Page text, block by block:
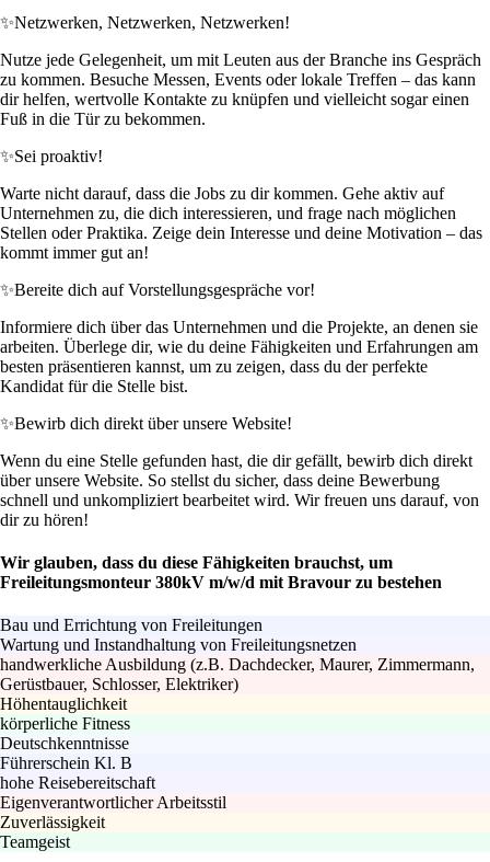
✨Netzwerken, Netzwerken, Netzwerken!
Nutze jede Gelegenheit, um mit Leuten aus der Branche ins Gespräch
zu kommen. Besuche Messen, Events oder lokale Treffen – das kann
dir helfen, wertvolle Kontakte zu knüpfen und vielleicht sogar einen
Fuß in die Tür zu bekommen.
✨Sei proaktiv!
Warte nicht darauf, dass die Jobs zu dir kommen. Gehe aktiv auf
Unternehmen zu, die dich interessieren, und frage nach möglichen
Stellen oder Praktika. Zeige dein Interesse und deine Motivation – das
kommt immer gut an!
✨Bereite dich auf Vorstellungsgespräche vor!
Informiere dich über das Unternehmen und die Projekte, an denen sie
arbeiten. Überlege dir, wie du deine Fähigkeiten und Erfahrungen am
besten präsentieren kannst, um zu zeigen, dass du der perfekte
Kandidat für die Stelle bist.
✨Bewirb dich direkt über unsere Website!
Wenn du eine Stelle gefunden hast, die dir gefällt, bewirb dich direkt
über unsere Website. So stellst du sicher, dass deine Bewerbung
schnell und unkompliziert bearbeitet wird. Wir freuen uns darauf, von
dir zu hören!
Wir glauben, dass du diese Fähigkeiten brauchst, um
Freileitungsmonteur 380kV m/w/d mit Bravour zu bestehen
Bau und Errichtung von Freileitungen
Wartung und Instandhaltung von Freileitungsnetzen
handwerkliche Ausbildung (z.B. Dachdecker, Maurer, Zimmermann,
Gerüstbauer, Schlosser, Elektriker)
Höhentauglichkeit
körperliche Fitness
Deutschkenntnisse
Führerschein Kl. B
hohe Reisebereitschaft
Eigenverantwortlicher Arbeitsstil
Zuverlässigkeit
Teamgeist